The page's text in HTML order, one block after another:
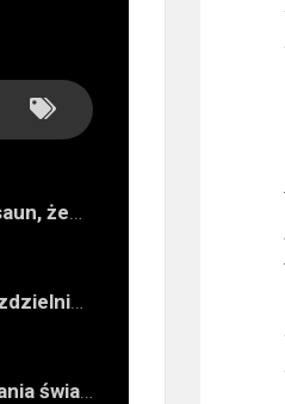
Jak sprawdzić producenta saun, żeby projekt miał sens na lata
Instalacje przemysłowe i rozdzielnie — jak ocenić wykonawcę do obiektu technicznego
Jak porównać oferty wykonania świadectwa energetycznego bez wpadek